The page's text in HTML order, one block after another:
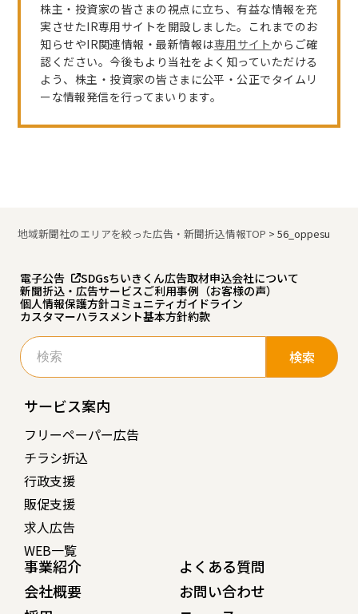
株主・投資家の皆さまの視点に立ち、有益な情報を充
実させたIR専用サイトを開設しました。これまでのお
知らせやIR関連情報・最新情報は専用サイトからご確
認ください。今後もより当社をよく知っていただける
よう、株主・投資家の皆さまに公平・公正でタイムリ
ーな情報発信を行ってまいります。
地域新聞社のエリアを絞った広告・新聞折込情報TOP >56_oppesu
電子公告 SDGsちいきくん広告取材申込会社について
新聞折込・広告サービスご利用事例（お客様の声）
個人情報保護方針コミュニティガイドライン
カスタマーハラスメント基本方針約款
検
索:
サービス案内
フリーペーパー広告
チラシ折込
行政支援
販促支援
求人広告
WEB一覧
事業紹介
会社概要
よくある質問
お問い合わせ